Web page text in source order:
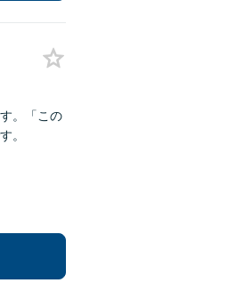
。「この
。